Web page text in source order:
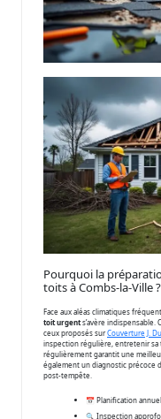
Pourquoi la
toits à Combs-la-Ville ?
Face aux aléas climatiques
toit urgents’avère indispensable.
ceux proposés surCouverture J.
inspection régulière, entretenir
régulièrement garantit une
également un diagnostic précoce
post-tempête.
📅 Planification
🔍 Inspection